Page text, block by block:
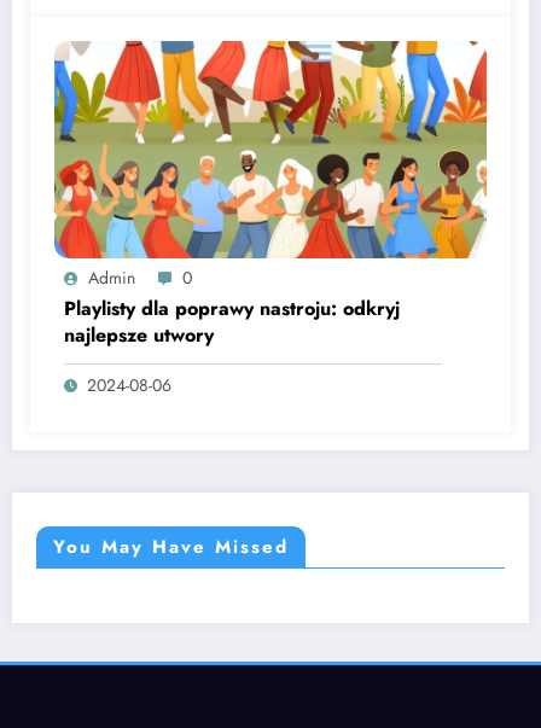
Admin 0
Playlisty dla poprawy nastroju: odkryj
najlepsze utwory
2024-08-06
You May Have Missed